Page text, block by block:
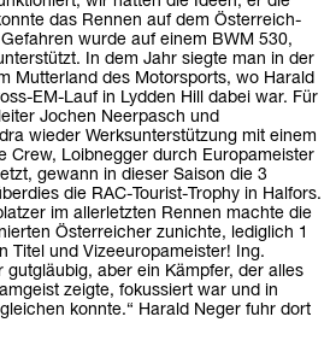
das Rennen auf dem Österreich-
wurde auf einem BWM 530,
In dem Jahr siegte man in der
Mutterland des Motorsports, wo Harald
EM-Lauf in Lydden Hill dabei war. Für
Jochen Neerpasch und
wieder Werksunterstützung mit einem
Crew, Loibnegger durch Europameister
gewann in dieser Saison die 3
die RAC-Tourist-Trophy in Halfors.
im allerletzten Rennen machte die
Österreicher zunichte, lediglich 1
Titel und Vizeeuropameister! Ing.
gutgläubig, aber ein Kämpfer, der alles
zeigte, fokussiert war und in
konnte.“ Harald Neger fuhr dort